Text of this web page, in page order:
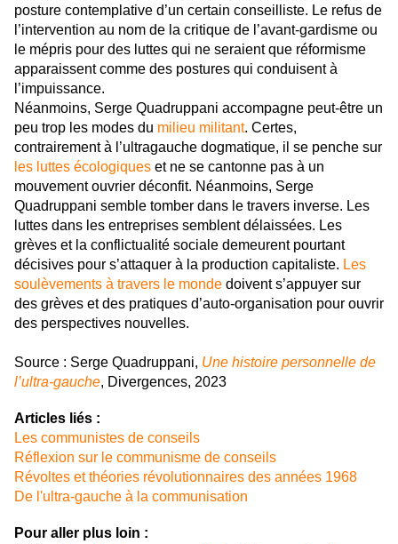
posture contemplative d’un certain conseilliste. Le refus de
l’intervention au nom de la critique de l’avant-gardisme ou
le mépris pour des luttes qui ne seraient que réformisme
apparaissent comme des postures qui conduisent à
l’impuissance.
Néanmoins, Serge Quadruppani accompagne peut-être un
peu trop les modes du milieu militant. Certes,
contrairement à l’ultragauche dogmatique, il se penche sur
les luttes écologiques et ne se cantonne pas à un
mouvement ouvrier déconfit. Néanmoins, Serge
Quadruppani semble tomber dans le travers inverse. Les
luttes dans les entreprises semblent délaissées. Les
grèves et la conflictualité sociale demeurent pourtant
décisives pour s’attaquer à la production capitaliste. Les
soulèvements à travers le monde doivent s’appuyer sur
des grèves et des pratiques d’auto-organisation pour ouvrir
des perspectives nouvelles.
Source : Serge Quadruppani, Une histoire personnelle de
l’ultra-gauche, Divergences, 2023
Articles liés :
Les communistes de conseils
Réflexion sur le communisme de conseils
Révoltes et théories révolutionnaires des années 1968
De l'ultra-gauche à la communisation
Pour aller plus loin :